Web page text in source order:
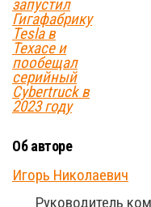
запустил
Гигафабрику
Tesla в
Техасе и
пообещал
серийный
Cybertruck в
2023 году
Об авторе
Игорь Николаевич
Руководитель